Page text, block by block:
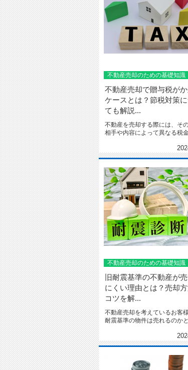
不動産売却のための基礎知識
不動産売却で贈与税が
ケースとは？節税対策
ても解説...
不動産を売却する際には、そ
相手や内容によって異なる税
不動産売却のための基礎知識
旧耐震基準の不動産が
にくい理由とは？売却
コツを解...
不動産売却を考えているお客
耐震基準の物件は売れるのか